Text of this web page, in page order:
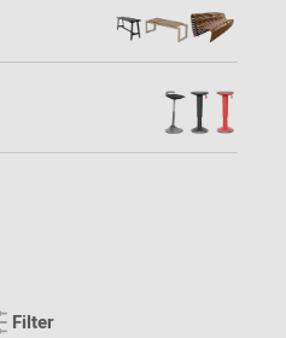
Filter